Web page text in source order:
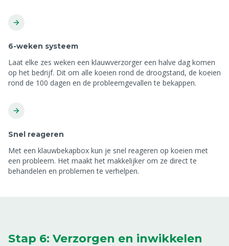
6-weken systeem
Laat elke zes weken een klauwverzorger een halve dag komen
op het bedrijf. Dit om alle koeien rond de droogstand, de koeien
rond de 100 dagen en de probleemgevallen te bekappen.
Snel reageren
Met een klauwbekapbox kun je snel reageren op koeien met
een probleem. Het maakt het makkelijker om ze direct te
behandelen en problemen te verhelpen.
Stap 6: Verzorgen en inwikkelen